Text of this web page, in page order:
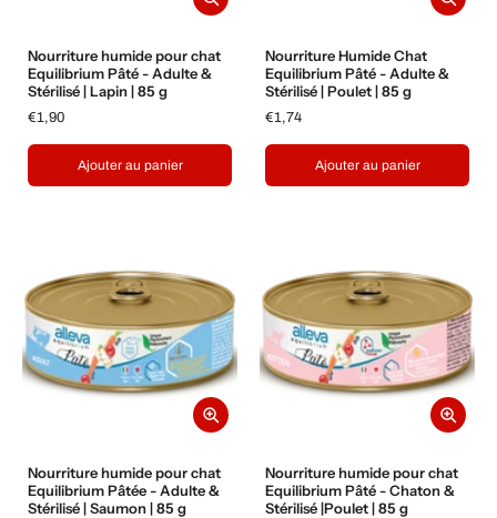
Nourriture humide pour chat
Equilibrium Pâté - Adulte &
Stérilisé | Lapin | 85 g
€1,90
Ajouter au panier
Nourriture Humide Chat
Equilibrium Pâté - Adulte &
Stérilisé | Poulet | 85 g
€1,74
Ajouter au panier
Nourriture humide pour chat
Equilibrium Pâtée - Adulte &
Stérilisé | Saumon | 85 g
Nourriture humide pour chat
Equilibrium Pâté - Chaton &
Stérilisé |Poulet | 85 g